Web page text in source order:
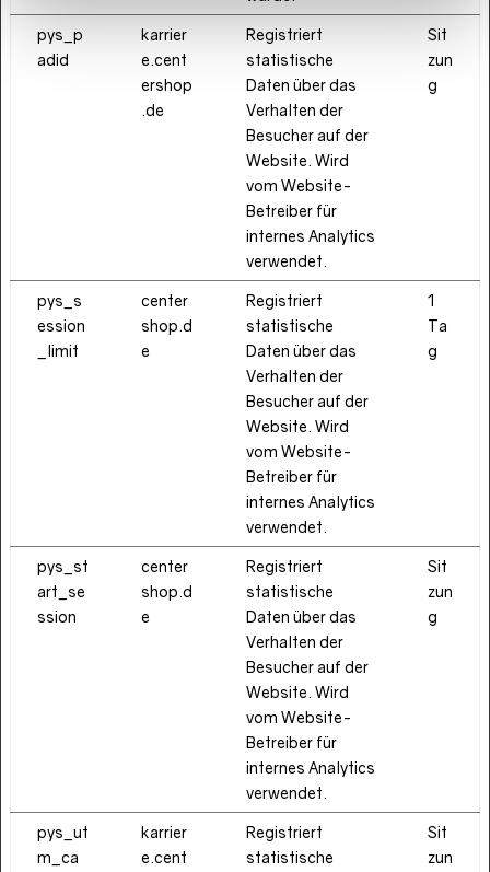
pys_p
adid
karrier
e.cent
ershop
.de
Registriert
statistische
Daten über das
Verhalten der
Besucher auf der
Website. Wird
vom Website-
Betreiber für
internes Analytics
verwendet.
Sit
zun
g
pys_s
ession
_limit
center
shop.d
e
Registriert
statistische
Daten über das
Verhalten der
Besucher auf der
Website. Wird
vom Website-
Betreiber für
internes Analytics
verwendet.
1
Ta
g
pys_st
art_se
ssion
center
shop.d
e
Registriert
statistische
Daten über das
Verhalten der
Besucher auf der
Website. Wird
vom Website-
Betreiber für
internes Analytics
verwendet.
Sit
zun
g
pys_ut
m_ca
karrier
e.cent
Registriert
statistische
Sit
zun